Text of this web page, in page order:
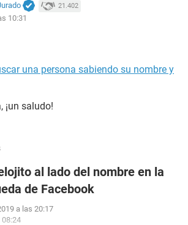
21.402
10:31
una persona sabiendo su nombre y
¡un saludo!
al lado del nombre en la
de Facebook
a las 20:17
08:24